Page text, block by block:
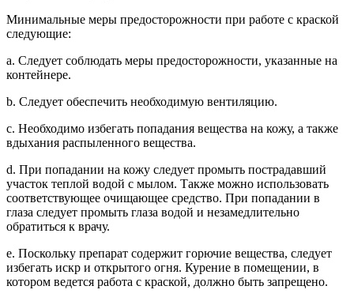
Минимальные меры предосторожности при работе с краской
следующие:
a. Следует соблюдать меры предосторожности, указанные на
контейнере.
b. Следует обеспечить необходимую вентиляцию.
c. Необходимо избегать попадания вещества на кожу, а также
вдыхания распыленного вещества.
d. При попадании на кожу следует промыть пострадавший
участок теплой водой с мылом. Также можно использовать
соответствующее очищающее средство. При попадании в
глаза следует промыть глаза водой и незамедлительно
обратиться к врачу.
e. Поскольку препарат содержит горючие вещества, следует
избегать искр и открытого огня. Курение в помещении, в
котором ведется работа с краской, должно быть запрещено.